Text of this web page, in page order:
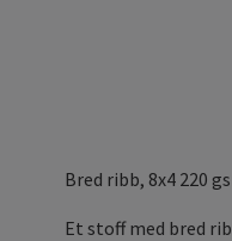
Bred ribb, 8x4 220
Et stoff med bred